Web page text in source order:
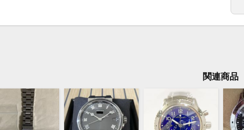
ム
ケ
保
状
関連商品